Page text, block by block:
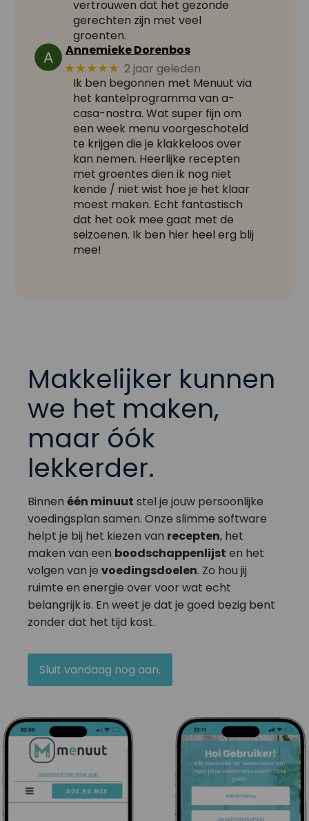
vertrouwen dat het gezonde
gerechten zijn met veel
groenten.
Annemieke Dorenbos
★★★★★ 2 jaar geleden
Ik ben begonnen met Menuut via
het kantelprogramma van a-
casa-nostra. Wat super fijn om
een week menu voorgeschoteld
te krijgen die je klakkeloos over
kan nemen. Heerlijke recepten
met groentes dien ik nog niet
kende / niet wist hoe je het klaar
moest maken. Echt fantastisch
dat het ook mee gaat met de
seizoenen. Ik ben hier heel erg blij
mee!
Makkelijker kunnen
we het maken,
maar óók
lekkerder.
Binnen één minuut stel je jouw persoonlijke
voedingsplan samen. Onze slimme software
helpt je bij het kiezen van recepten, het
maken van een boodschappenlijst en het
volgen van je voedingsdoelen. Zo hou jij
ruimte en energie over voor wat echt
belangrijk is. En weet je dat je goed bezig bent
zonder dat het tijd kost.
Sluit vandaag nog aan.